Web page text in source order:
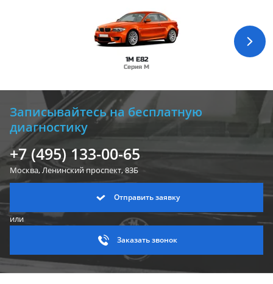
1M E82
Серия M
Записывайтесь на бесплатную
диагностику
+7 (495) 133-00-65
Москва, Ленинскийпроспект, 83Б
Отправить заявку
или
Заказать звонок